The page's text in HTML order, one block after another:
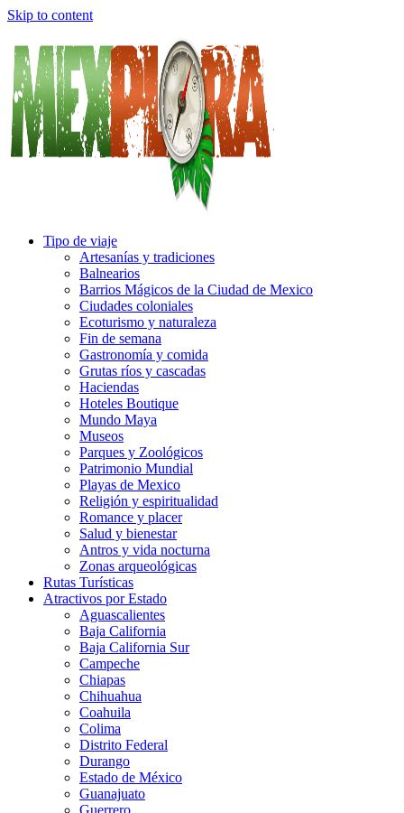
Skip to content
Tipo de viaje
Artesanías y tradiciones
Balnearios
Barrios Mágicos de la Ciudad de Mexico
Ciudades coloniales
Ecoturismo y naturaleza
Fin de semana
Gastronomía y comida
Grutas ríos y cascadas
Haciendas
Hoteles Boutique
Mundo Maya
Museos
Parques y Zoológicos
Patrimonio Mundial
Playas de Mexico
Religión y espiritualidad
Romance y placer
Salud y bienestar
Antros y vida nocturna
Zonas arqueológicas
Rutas Turísticas
Atractivos por Estado
Aguascalientes
Baja California
Baja California Sur
Campeche
Chiapas
Chihuahua
Coahuila
Colima
Distrito Federal
Durango
Estado de México
Guanajuato
Guerrero